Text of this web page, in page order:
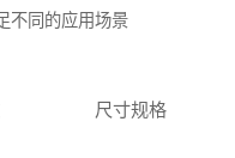
不同的应用场景
尺寸规格